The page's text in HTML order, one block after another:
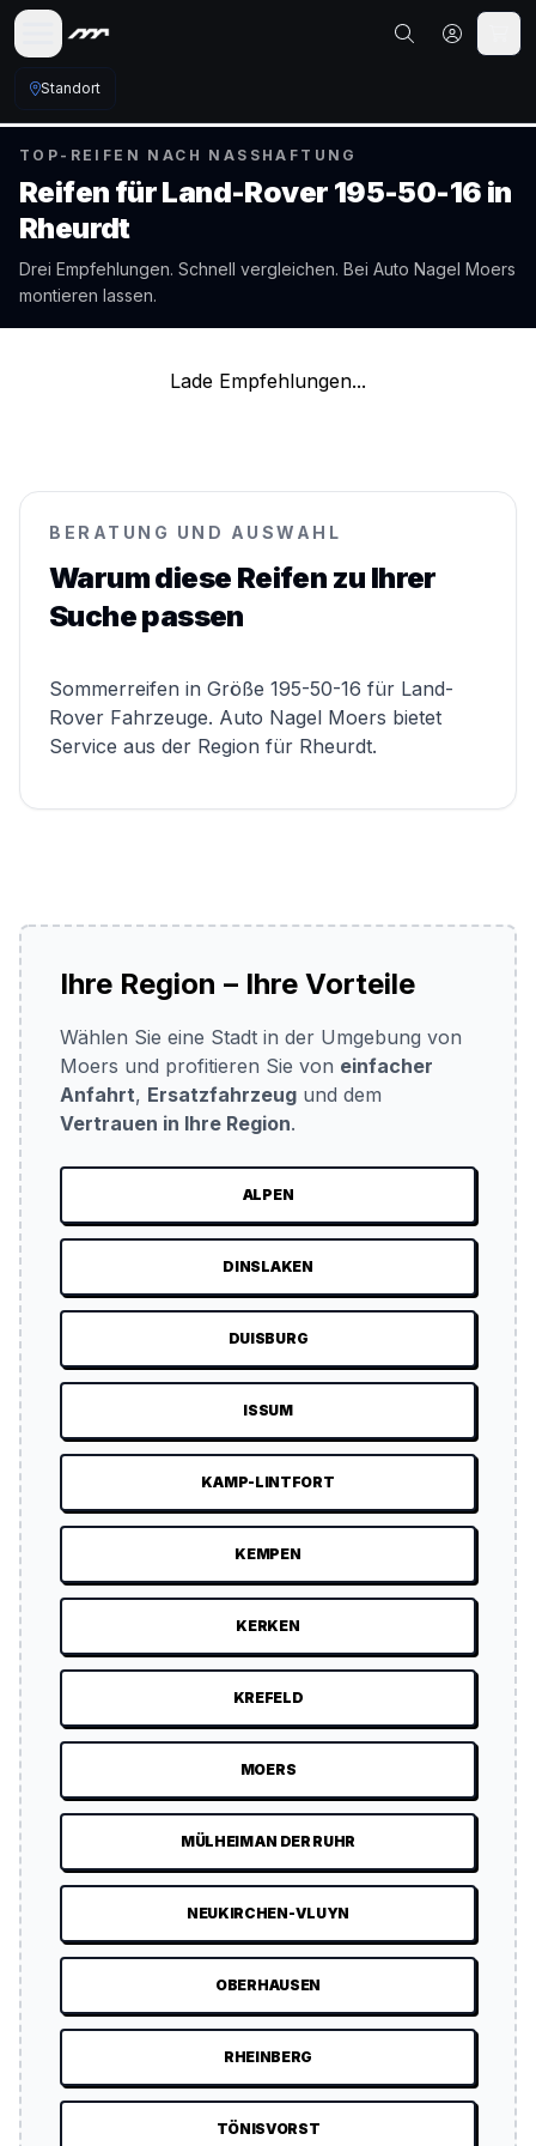
Standort
TOP-REIFEN NACH NASSHAFTUNG
Reifen fürLand-Rover 195-50-16 in
Rheurdt
Drei Empfehlungen. Schnell vergleichen. Bei Auto Nagel Moers
montieren lassen.
Lade Empfehlungen...
BERATUNG UND AUSWAHL
Warum diese Reifen zu Ihrer
Suche passen
Sommerreifen in Größe 195-50-16 für Land-
Rover Fahrzeuge. Auto Nagel Moers bietet
Service aus der Region für Rheurdt.
Ihre Region – Ihre Vorteile
Wählen Sie eine Stadt in der Umgebung von
Moers und profitieren Sie von einfacher
Anfahrt, Ersatzfahrzeug und dem
Vertrauen in Ihre Region.
ALPEN
DINSLAKEN
DUISBURG
ISSUM
KAMP-LINTFORT
KEMPEN
KERKEN
KREFELD
MOERS
MÜLHEIM AN DER RUHR
NEUKIRCHEN-VLUYN
OBERHAUSEN
RHEINBERG
TÖNISVORST